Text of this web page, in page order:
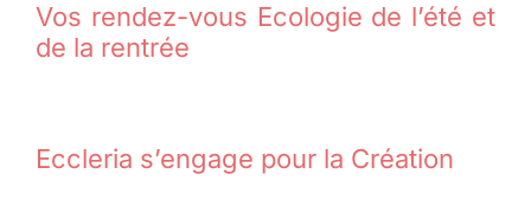
Vos rendez-vous Ecologie de l’été et
de la rentrée
Eccleria s’engage pour la Création